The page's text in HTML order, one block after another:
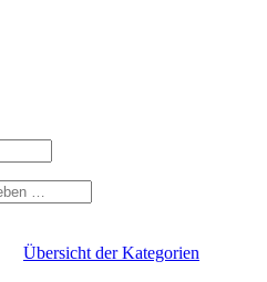
Übersicht der Kategorien